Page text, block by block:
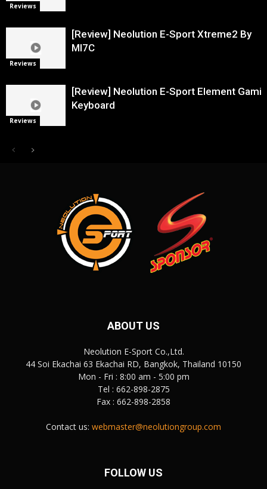
Reviews
Reviews
[Review] Neolution E-Sport Xtreme2 By
MI7C
Reviews
[Review] Neolution E-Sport Element
Keyboard
ABOUT US
Neolution E-Sport Co.,Ltd.
44 Soi Ekachai 63 Ekachai RD, Bangkok, Thailand 10150
Mon - Fri : 8:00 am - 5:00 pm
Tel : 662-898-2875
Fax : 662-898-2858
Contact us: webmaster@neolutiongroup.com
FOLLOW US